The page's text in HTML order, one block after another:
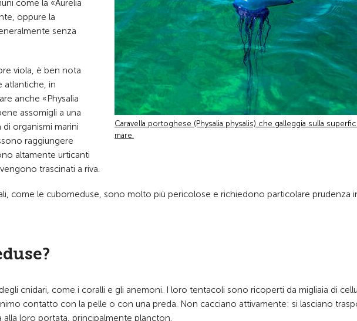
Caravella portoghese (Physalia physalis) che galleggia sulla
mare.
come la «Aurelia
oppure la
senza
viola, è ben nota
atlantiche, in
anche «Physalia
assomigli a una
organismi marini
raggiungere
altamente urticanti
trascinati a riva.
come le cubomeduse, sono molto più pericolose e richiedono particolare prudenza
cnidari, come i coralli e gli anemoni. I loro tentacoli sono ricoperti da migliaia di
contatto con la pelle o con una preda. Non cacciano attivamente: si lasciano
loro portata, principalmente plancton.